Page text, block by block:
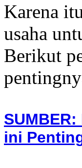
Karena
usaha
Berikut
ini